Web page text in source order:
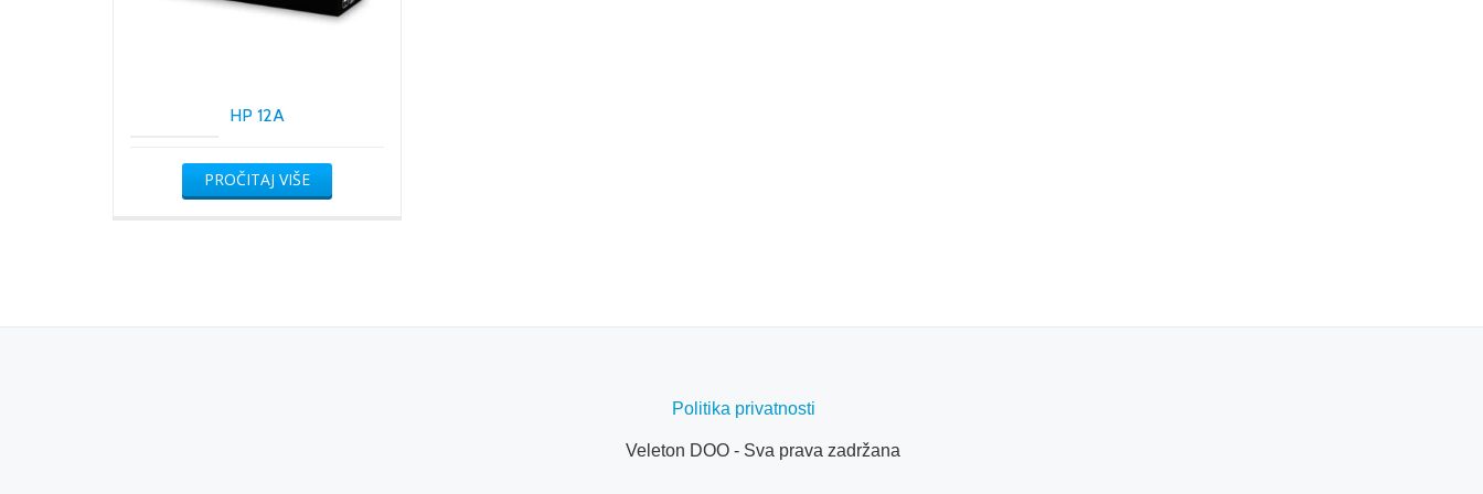
HP 12A
PROČITAJ VIŠE
Politika privatnosti
Veleton DOO - Sva prava zadržana